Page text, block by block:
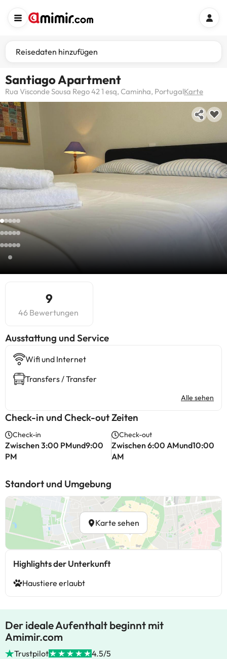
Reisedaten hinzufügen
Santiago Apartment
Rua Visconde Sousa Rego 42 1 esq, Caminha, PortugalKarte
9
46 Bewertungen
​Ausstattung und Service
Wifi und Internet
Transfers / Transfer
Alle sehen
Check-in und Check-out Zeiten
Check-in
Zwischen 3:00 PMund9:00
PM
Check-out
Zwischen 6:00 AMund10:00
AM
Standort und Umgebung
Karte sehen
Highlights der Unterkunft
Haustiere erlaubt
Der ideale Aufenthalt beginnt mit
Amimir.com
Trustpilot 4.5/5